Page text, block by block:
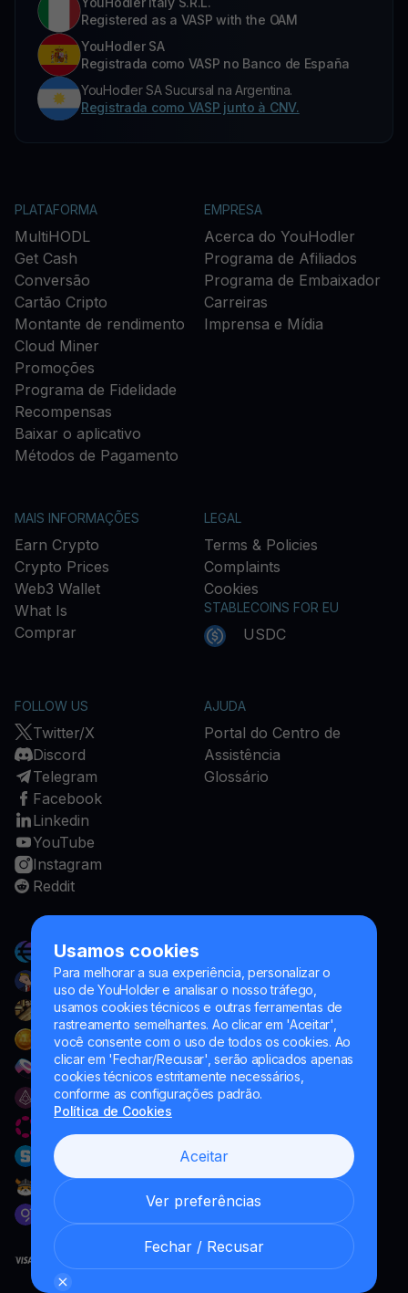
Usamos cookies
Para melhorar a sua experiência, personalizar o
uso de YouHolder e analisar o nosso tráfego,
usamos cookies técnicos e outras ferramentas de
rastreamento semelhantes. Ao clicar em 'Aceitar',
você consente com o uso de todos os cookies. Ao
clicar em 'Fechar/Recusar', serão aplicados apenas
cookies técnicos estritamente necessários,
conforme as configurações padrão.
Política de Cookies
Aceitar
Ver preferências
Fechar / Recusar
Registered as a VASP with the OAM
YouHodler SA
Registrada como VASP no Banco de España
YouHodler SA Sucursal na Argentina.
Registrada como VASP junto à CNV.
PLATAFORMA
MultiHODL
Get Cash
Conversão
Cartão Cripto
Montante de rendimento
Cloud Miner
Promoções
Programa de Fidelidade
Recompensas
Baixar o aplicativo
Métodos de Pagamento
EMPRESA
Acerca do YouHodler
Programa de Afiliados
Programa de Embaixador
Carreiras
Imprensa e Mídia
MAIS INFORMAÇÕES
Earn Crypto
Crypto Prices
Web3 Wallet
What Is
Comprar
LEGAL
Terms & Policies
Complaints
Cookies
STABLECOINS FOR EU
USDC
FOLLOW US
Twitter/X
Discord
Telegram
Facebook
Linkedin
YouTube
Instagram
Reddit
AJUDA
Portal do Centro de
Assistência
Glossário